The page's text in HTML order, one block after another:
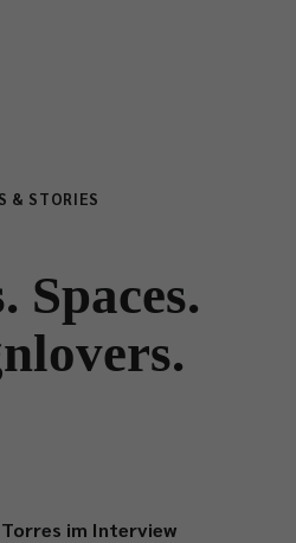
& STORIES
Spaces.